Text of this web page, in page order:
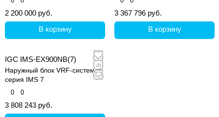
2 200 000 руб.
В корзину
3 367 796 руб.
В корзину
IGC IMS-EX900NB(7)
Наружный блок VRF-системы,
серия IMS 7
0 0
3 808 243 руб.